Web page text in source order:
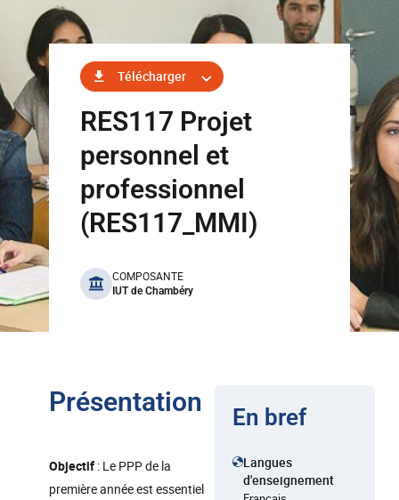
Télécharger
RES117 Projet
personnel et
professionnel
(RES117_MMI)
benefits
COMPOSANTE
IUT de Chambéry
Présentation
Objectif : Le PPP de la
première année est essentiel
En bref
Langues
d'enseignement